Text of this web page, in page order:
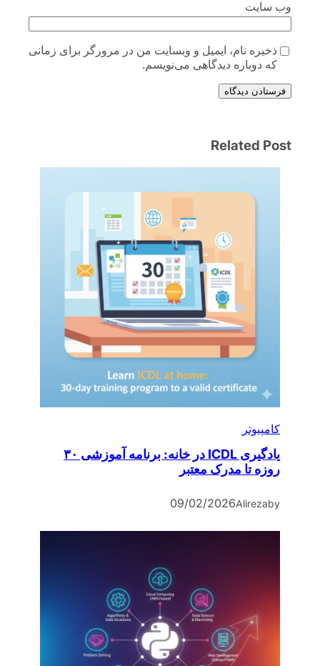
وب‌ سایت
ذخیره نام، ایمیل و وبسایت من در مرورگر برای زمانی
که دوباره دیدگاهی می‌نویسم.
فرستادن دیدگاه
Related Post
کامپیوتر
یادگیری ICDL در خانه: برنامه آموزشی ۳۰
روزه تا مدرک معتبر
by
Alireza
09/02/2026